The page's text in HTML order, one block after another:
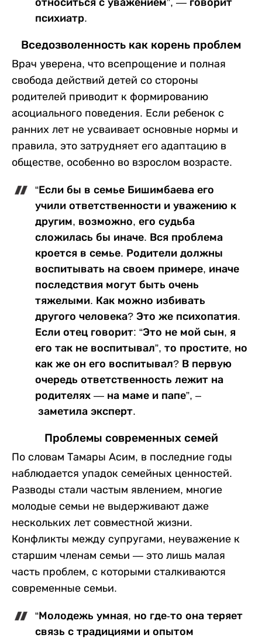
психиатр.
Вседозволенность как корень проблем
Врач уверена, что всепрощение и полная
свобода действий детей со стороны
родителей приводит к формированию
асоциального поведения. Если ребенок с
ранних лет не усваивает основные нормы и
правила, это затрудняет его адаптацию в
обществе, особенно во взрослом возрасте.
“Если бы в семье Бишимбаева его
учили ответственности и уважению к
другим, возможно, его судьба
сложилась бы иначе. Вся проблема
кроется в семье. Родители должны
воспитывать на своем примере, иначе
последствия могут быть очень
тяжелыми. Как можно избивать
другого человека? Это же психопатия.
Если отец говорит: “Это не мой сын, я
его так не воспитывал”, то простите, но
как же он его воспитывал? В первую
очередь ответственность лежит на
родителях — на маме и папе”, –
заметила эксперт.
Проблемы современных семей
По словам Тамары Асим, в последние годы
наблюдается упадок семейных ценностей.
Разводы стали частым явлением, многие
молодые семьи не выдерживают даже
нескольких лет совместной жизни.
Конфликты между супругами, неуважение к
старшим членам семьи — это лишь малая
часть проблем, с которыми сталкиваются
современные семьи.
“Молодежь умная, но где-то она теряет
связь с традициями и опытом